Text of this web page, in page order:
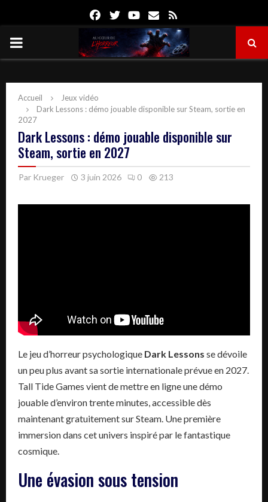
FacebookTwitterYoutube
Email
PRIMARY
Accueil
Jeux vidéo
Dark Lessons : démo jouable disponible sur Steam, sortie en
2027
Dark Lessons : démo jouable disponible sur
Steam, sortie en 2027
Par Krueger 3 juin 2026 0 213
Le jeu d’horreur psychologique Dark Lessons se dévoile
un peu plus avant sa sortie internationale prévue en 2027.
Tall Tide Games vient de mettre en ligne une démo
jouable d’environ trente minutes, accessible dès
maintenant gratuitement sur Steam. Une première
immersion dans cet univers inspiré par le fantastique
cosmique.
Une évasion sous tension